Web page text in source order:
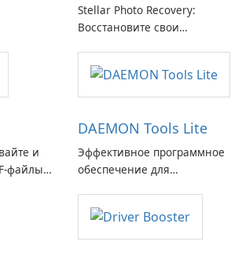
Stellar Photo Recovery:
Восстановите свои
с легкостью
и
файлы с
DAEMON Tools Lite
Эффективное программное
обеспечение для